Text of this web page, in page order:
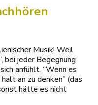
Musik! Weil
bei jeder Begegnung
anfühlt. “Wenn es
an zu denken” (das
hätte es nicht